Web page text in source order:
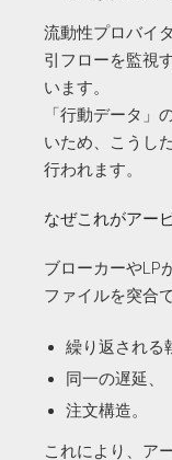
流動性プロバイ
引フローを監視
います。
「行動データ」
いため、こうし
行われます。
なぜこれがアー
ブローカーやLP
ファイルを突合
繰り返される
同一の遅延、
注文構造。
これにより、ア